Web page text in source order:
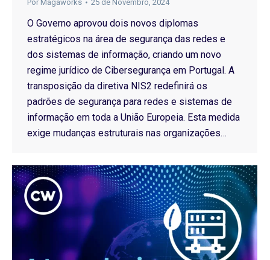
Por Magaworks 25 de Novembro, 2024
O Governo aprovou dois novos diplomas
estratégicos na área de segurança das redes e
dos sistemas de informação, criando um novo
regime jurídico de Cibersegurança em Portugal. A
transposição da diretiva NIS2 redefinirá os
padrões de segurança para redes e sistemas de
informação em toda a União Europeia. Esta medida
exige mudanças estruturais nas organizações…